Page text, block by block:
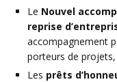
Le Nouvel
reprise
accompagnement
porteurs de projets,
Les prêts